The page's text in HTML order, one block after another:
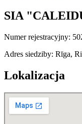
SIA
Numer rejestracyjny:
Adres siedziby: Rīga,
Lokalizacja